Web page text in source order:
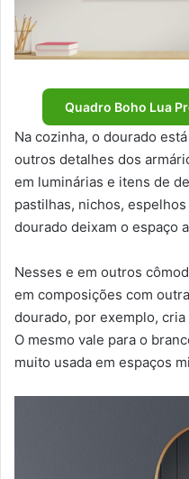
Quadro Boho Lua
Na cozinha, o dourado
outros detalhes dos
em luminárias e itens de
pastilhas, nichos,
dourado deixam o espaço
Nesses e em outros
em composições com
dourado, por exemplo,
O mesmo vale para o
muito usada em espaços